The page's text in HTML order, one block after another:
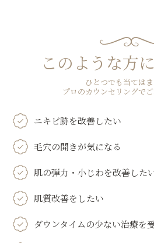
このような方
ひとつでも当ては
プロのカウンセリングで
ニキビ跡を改善したい
毛穴の開きが気になる
肌の弾力・小じわを改善した
肌質改善をしたい
ダウンタイムの少ない治療を